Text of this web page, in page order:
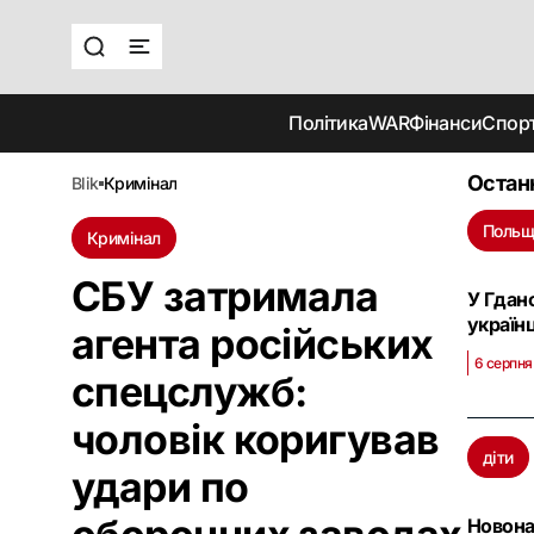
ПолітикаWARФінанси
blik кримінал
Кримінал
СБУ затримала
агента російських
спецслужб:
чоловік коригував
удари по
У
6
діти